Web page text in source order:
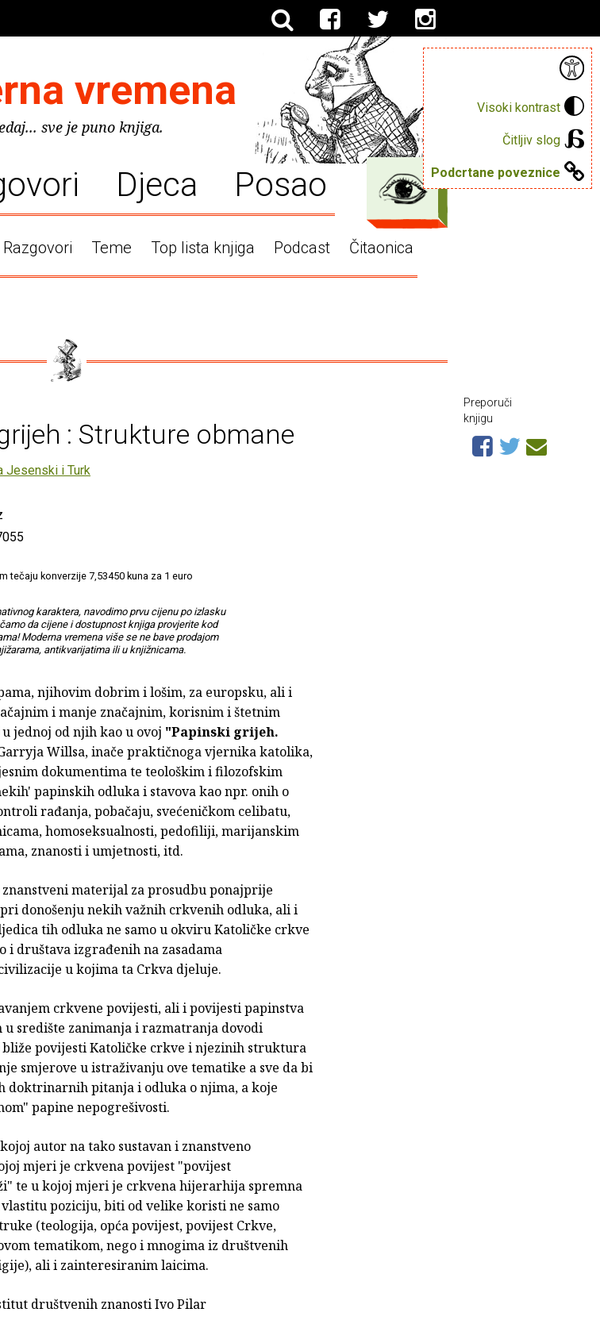
Visoki kontrast
Čitljiv slog
Podcrtane poveznice
vremena
sve je puno knjiga.
Djeca Posao
Razgovori Teme Top lista knjiga Podcast Čitaonica
: Strukture obmane
Jesenski i Turk
tečaju konverzije 7,53450 kuna za 1 euro
karaktera, navodimo prvu cijenu po izlasku
da cijene i dostupnost knjiga provjerite kod
Moderna vremena više se ne bave prodajom
antikvarijatima ili u knjižnicama.
njihovim dobrim i lošim, za europsku, ali i
i manje značajnim, korisnim i štetnim
jednoj od njih kao u ovoj "Papinski grijeh.
Willsa, inače praktičnoga vjernika katolika,
dokumentima te teološkim i filozofskim
papinskih odluka i stavova kao npr. onih o
rađanja, pobačaju, svećeničkom celibatu,
homoseksualnosti, pedofiliji, marijanskim
znanosti i umjetnosti, itd.
materijal za prosudbu ponajprije
donošenju nekih važnih crkvenih odluka, ali i
tih odluka ne samo u okviru Katoličke crkve
i društava izgrađenih na zasadama
u kojima ta Crkva djeluje.
crkvene povijesti, ali i povijesti papinstva
u središte zanimanja i razmatranja dovodi
povijesti Katoličke crkve i njezinih struktura
smjerove u istraživanju ove tematike a sve da bi
doktrinarnih pitanja i odluka o njima, a koje
papine nepogrešivosti.
autor na tako sustavan i znanstveno
mjeri je crkvena povijest "povijest
te u kojoj mjeri je crkvena hijerarhija spremna
poziciju, biti od velike koristi ne samo
(teologija, opća povijest, povijest Crkve,
tematikom, nego i mnogima iz društvenih
ali i zainteresiranim laicima.
društvenih znanosti Ivo Pilar
Preporuči
knjigu